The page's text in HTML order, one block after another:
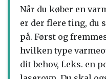
Når du køber en
er der flere ting, du
på. Først og
hvilken type
dit behov, f.eks. en